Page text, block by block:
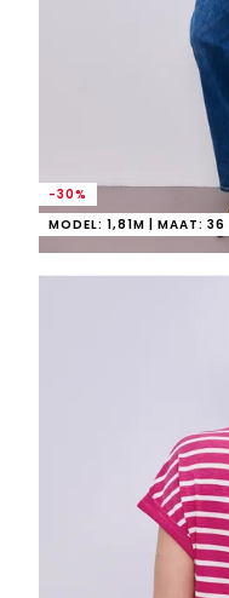
-30%
MODEL: 1,81M | MAAT: 36